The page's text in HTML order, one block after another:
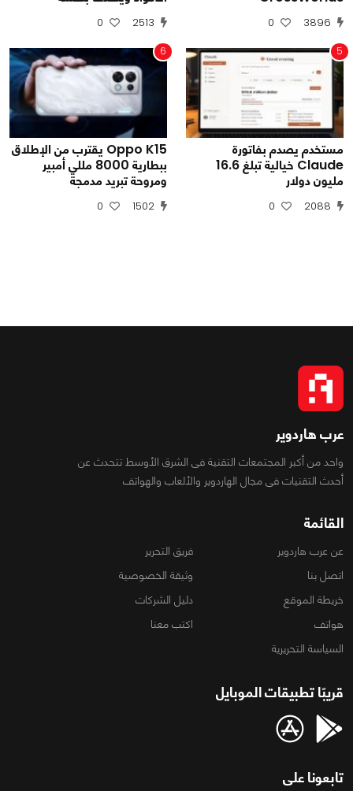
3896
0
2513
0
5
مستخدم يصدم بفاتورة
Claude خيالية تبلغ 16.6
مليون دولار
2088
0
6
Oppo K15 يقترب من الإطلاق
ببطارية 8000 مللي أمبير
ومروحة تبريد مدمجة
1502
0
عرب هاردوير
واحد من أكبر المجتمعات التقنية فى الشرق الأوسط تتحدث عن
أحدث التقنيات فى مجال الهاردوير والألعاب والهواتف
القائمة
عن عرب هاردوير
فريق التحرير
اتصل بنا
وثيقة الخصوصية
خريطة الموقع
دليل الشركات
هواتف
اكتب معنا
السياسة التحريرية
قريبًا تطبيقات الموبايل
تابعونا على